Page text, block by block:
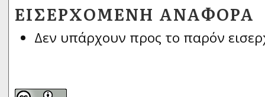
ΕΙΣΕΡΧΌΜΕΝΗ ΑΝΑΦΟΡΆ
Δεν υπάρχουν προς το παρόν